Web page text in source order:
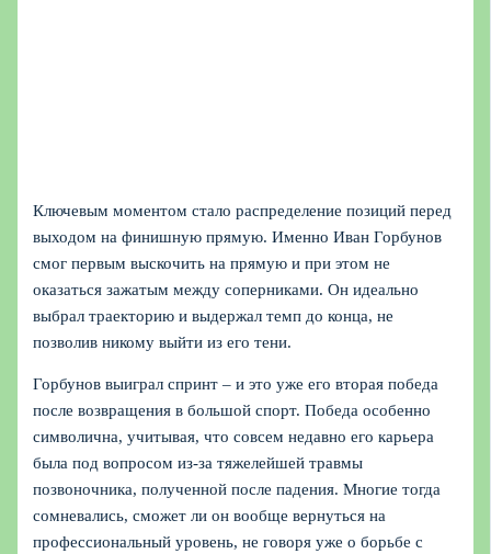
Ключевым моментом стало распределение позиций перед
выходом на финишную прямую. Именно Иван Горбунов
смог первым выскочить на прямую и при этом не
оказаться зажатым между соперниками. Он идеально
выбрал траекторию и выдержал темп до конца, не
позволив никому выйти из его тени.
Горбунов выиграл спринт – и это уже его вторая победа
после возвращения в большой спорт. Победа особенно
символична, учитывая, что совсем недавно его карьера
была под вопросом из‑за тяжелейшей травмы
позвоночника, полученной после падения. Многие тогда
сомневались, сможет ли он вообще вернуться на
профессиональный уровень, не говоря уже о борьбе с